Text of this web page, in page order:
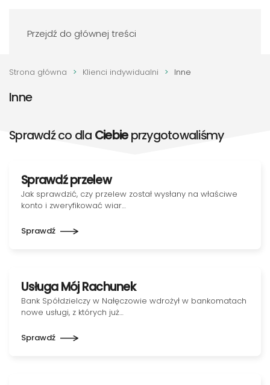
Przejdź do głównej treści
Strona główna Klienci indywidualni Inne
Inne
Sprawdź co dla Ciebieprzygotowaliśmy
Sprawdź przelew
Jak sprawdzić, czy przelew został wysłany na właściwe
konto i zweryfikować wiar…
Sprawdź
Usługa Mój Rachunek
Bank Spółdzielczy w Nałęczowie wdrożył w bankomatach
nowe usługi, z których już…
Sprawdź